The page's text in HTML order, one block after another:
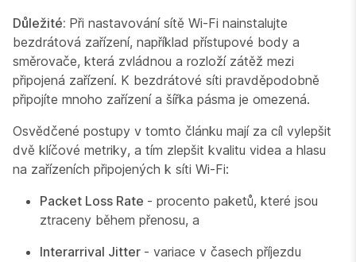
Důležité: Při nastavování sítě Wi-Fi nainstalujte
bezdrátová zařízení, například přístupové body a
směrovače, která zvládnou a rozloží zátěž mezi
připojená zařízení. K bezdrátové síti pravděpodobně
připojíte mnoho zařízení a šířka pásma je omezená.
Osvědčené postupy v tomto článku mají za cíl vylepšit
dvě klíčové metriky, a tím zlepšit kvalitu videa a hlasu
na zařízeních připojených k síti Wi-Fi:
Packet Loss Rate - procento paketů, které jsou
ztraceny během přenosu, a
Interarrival Jitter - variace v časech příjezdu